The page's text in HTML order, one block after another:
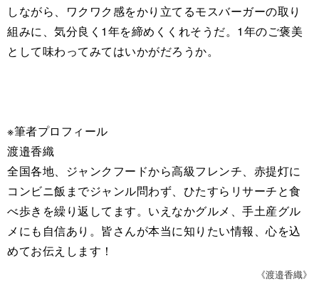
しながら、ワクワク感をかり立てるモスバーガーの取り
組みに、気分良く1年を締めくくれそうだ。1年のご褒美
として味わってみてはいかがだろうか。
※筆者プロフィール
渡邉香織
全国各地、ジャンクフードから高級フレンチ、赤提灯に
コンビニ飯までジャンル問わず、ひたすらリサーチと食
べ歩きを繰り返してます。いえなかグルメ、手土産グル
メにも自信あり。皆さんが本当に知りたい情報、心を込
めてお伝えします！
《渡邉香織》